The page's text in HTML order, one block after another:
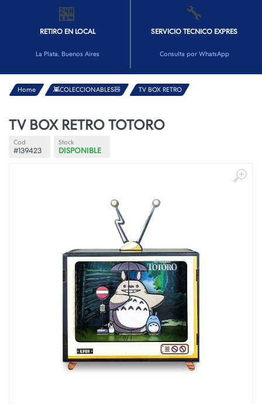
🏪
RETIRO EN LOCAL
La Plata, Buenos Aires
🔧
SERVICIO TECNICO EXPRES
Consulta por WhatsApp
Home 👾COLECCIONABLES🧸 TV BOX RETRO
TV BOX RETRO TOTORO
Cod
#139423
Stock
DISPONIBLE